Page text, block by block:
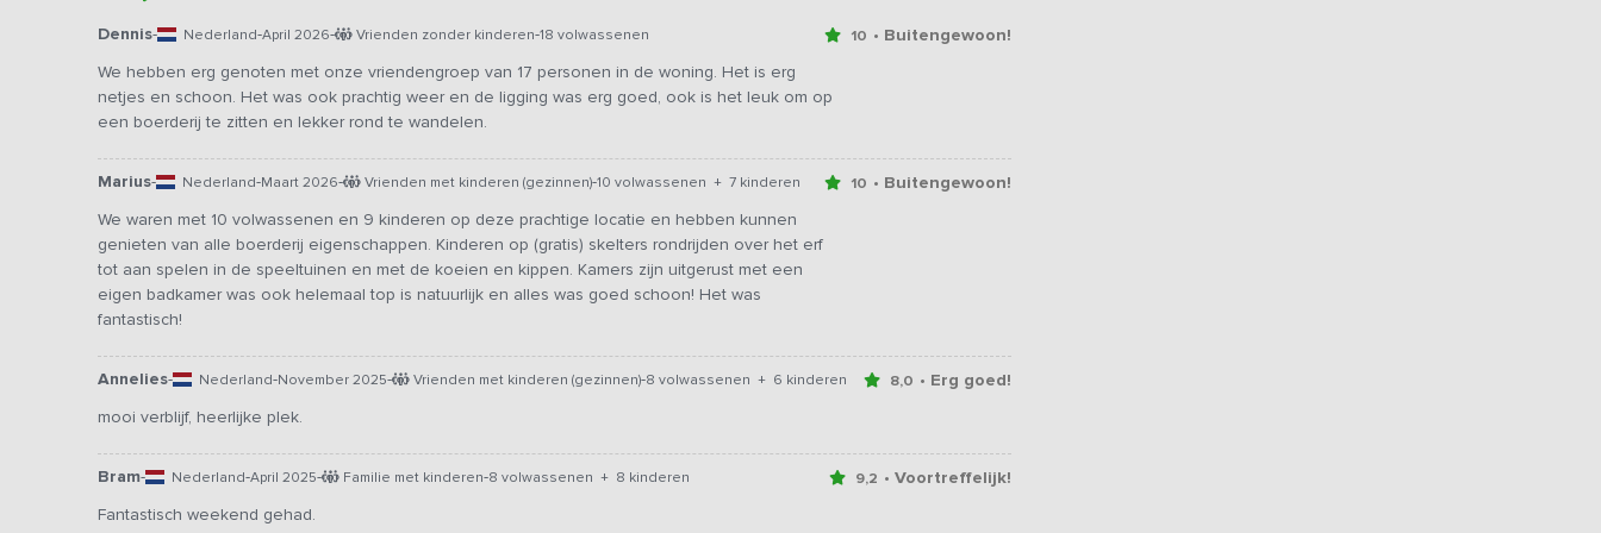
Dennis- Nederland-April 2026- Vrienden zonder kinderen-18 volwassenen 10 • Buitengewoon!
We hebben erg genoten met onze vriendengroep van 17 personen in de woning. Het is erg
netjes en schoon. Het was ook prachtig weer en de ligging was erg goed, ook is het leuk om op
een boerderij te zitten en lekker rond te wandelen.
Marius- Nederland-Maart 2026- Vrienden met kinderen (gezinnen)-10 volwassenen + 7 kinderen 10 • Buitengewoon!
We waren met 10 volwassenen en 9 kinderen op deze prachtige locatie en hebben kunnen
genieten van alle boerderij eigenschappen. Kinderen op (gratis) skelters rondrijden over het erf
tot aan spelen in de speeltuinen en met de koeien en kippen. Kamers zijn uitgerust met een
eigen badkamer was ook helemaal top is natuurlijk en alles was goed schoon! Het was
fantastisch!
Annelies- Nederland-November 2025- Vrienden met kinderen (gezinnen)-8 volwassenen + 6 kinderen 8,0 • Erg goed!
mooi verblijf, heerlijke plek.
Bram- Nederland-April 2025- Familie met kinderen-8 volwassenen + 8 kinderen 9,2 • Voortreffelijk!
Fantastisch weekend gehad.